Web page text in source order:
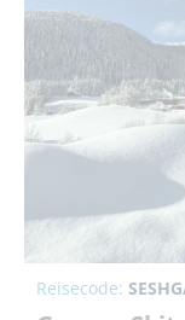
Reisecode: